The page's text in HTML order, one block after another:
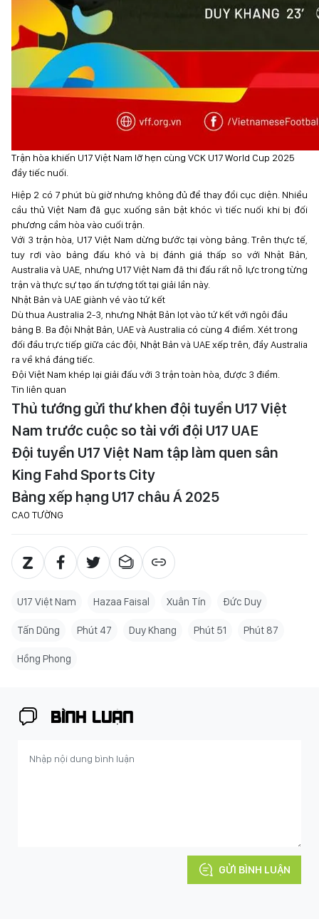
Trận hòa khiến U17 Việt Nam lỡ hẹn cùng VCK U17 World Cup 2025
đầy tiếc nuối.
Hiệp 2 có 7 phút bù giờ nhưng không đủ để thay đổi cục diện. Nhiều
cầu thủ Việt Nam đã gục xuống sân bật khóc vì tiếc nuối khi bị đối
phương cầm hòa vào cuối trận.
Với 3 trận hòa, U17 Việt Nam dừng bước tại vòng bảng. Trên thực tế,
tuy rơi vào bảng đấu khó và bị đánh giá thấp so với Nhật Bản,
Australia và UAE, nhưng U17 Việt Nam đã thi đấu rất nỗ lực trong từng
trận và thực sự tạo ấn tượng tốt tại giải lần này.
Nhật Bản và UAE giành vé vào tứ kết
Dù thua Australia 2-3, nhưng Nhật Bản lọt vào tứ kết với ngôi đầu
bảng B. Ba đội Nhật Bản, UAE và Australia có cùng 4 điểm. Xét trong
đối đầu trực tiếp giữa các đội, Nhật Bản và UAE xếp trên, đẩy Australia
ra về khá đáng tiếc.
Đội Việt Nam khép lại giải đấu với 3 trận toàn hòa, được 3 điểm.
Tin liên quan
Thủ tướng gửi thư khen đội tuyển U17 Việt
Nam trước cuộc so tài với đội U17 UAE
Đội tuyển U17 Việt Nam tập làm quen sân
King Fahd Sports City
Bảng xếp hạng U17 châu Á 2025
CAO TƯỜNG
U17 Việt Nam Hazaa Faisal Xuân Tín Đức Duy
Tấn Dũng Phút 47 Duy Khang Phút 51 Phút 87
Hồng Phong
BÌNH LUẬN
GỬI BÌNH LUẬN